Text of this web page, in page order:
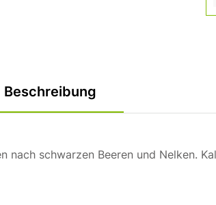
Beschreibung
schwarzen Beeren und Nelken.